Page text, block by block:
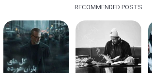
RECOMMENDED POSTS